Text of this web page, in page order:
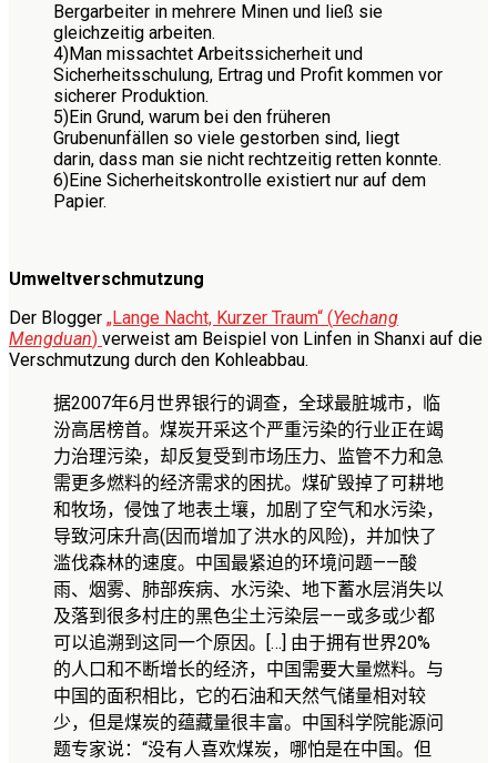
Bergarbeiter in mehrere Minen und ließ sie
gleichzeitig arbeiten.
4)Man missachtet Arbeitssicherheit und
Sicherheitsschulung, Ertrag und Profit kommen vor
sicherer Produktion.
5)Ein Grund, warum bei den früheren
Grubenunfällen so viele gestorben sind, liegt
darin, dass man sie nicht rechtzeitig retten konnte.
6)Eine Sicherheitskontrolle existiert nur auf dem
Papier.
Umweltverschmutzung
Der Blogger „Lange Nacht, Kurzer Traum“ (Yechang
Mengduan) verweist am Beispiel von Linfen in Shanxi auf die
Verschmutzung durch den Kohleabbau.
据2007年6月世界银行的调查，全球最脏城市，临
汾高居榜首。煤炭开采这个严重污染的行业正在竭
力治理污染，却反复受到市场压力、监管不力和急
需更多燃料的经济需求的困扰。煤矿毁掉了可耕地
和牧场，侵蚀了地表土壤，加剧了空气和水污染，
导致河床升高(因而增加了洪水的风险)，并加快了
滥伐森林的速度。中国最紧迫的环境问题——酸
雨、烟雾、肺部疾病、水污染、地下蓄水层消失以
及落到很多村庄的黑色尘土污染层——或多或少都
可以追溯到这同一个原因。
[…] 由于拥有世界20%
的人口和不断增长的经济，中国需要大量燃料。与
中国的面积相比，它的石油和天然气储量相对较
少，但是煤炭的蕴藏量很丰富。中国科学院能源问
题专家说：“没有人喜欢煤炭，哪怕是在中国。但